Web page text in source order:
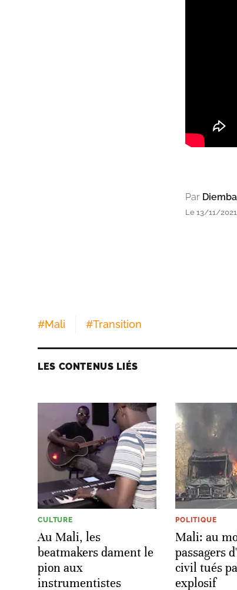
Par
Le 13/11/2021
#Mali #Transition
LES CONTENUS LIÉS
CULTURE
Au Mali, les
beatmakers dament le
pion aux
instrumentistes
POLITIQUE
Mali: au
passagers
civil tués
explosif